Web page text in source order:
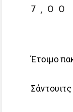
7,00
Έτοιμο